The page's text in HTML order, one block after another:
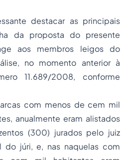
as principais
da proposta do presente
aos membros leigos do
no momento anterior à
11.689/2008, conforme
com menos de cem mil
anualmente eram alistados
(300) jurados pelo juiz
do júri, e, nas naquelas com